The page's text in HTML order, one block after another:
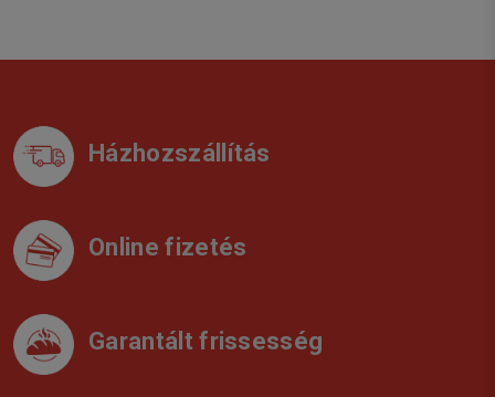
Házhozszállítás
Online fizetés
Garantált frissesség